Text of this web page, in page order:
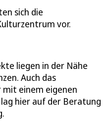
sich die
vor.
liegen in der Nähe
Auch das
mit einem eigenen
hier auf der Beratung